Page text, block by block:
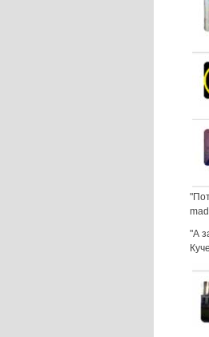
"А